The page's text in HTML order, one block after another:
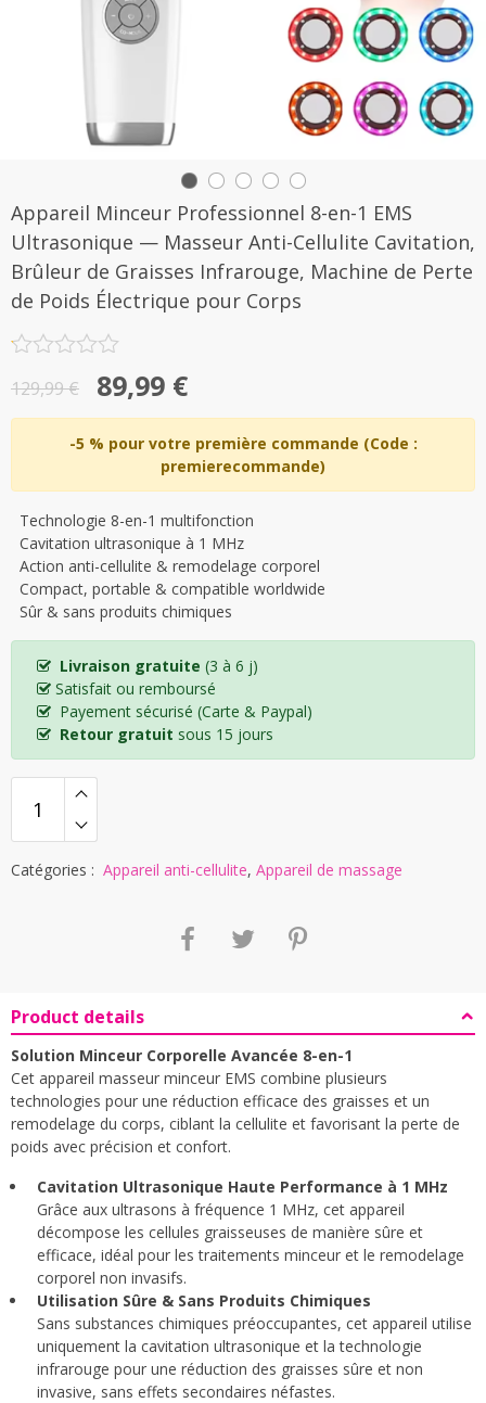
Appareil Minceur Professionnel 8-en-1 EMS
Ultrasonique — Masseur Anti-Cellulite Cavitation,
Brûleur de Graisses Infrarouge, Machine de Perte
de Poids Électrique pour Corps
0.1
sur
5
129,99€
Le
prix
initial
était :
129,99 €.
89,99 €
Le
prix
actuel
est :
89,99 €.
-5 % pour votre première commande (Code :
premierecommande)
Technologie 8-en-1 multifonction
Cavitation ultrasonique à 1 MHz
Action anti-cellulite & remodelage corporel
Compact, portable & compatible worldwide
Sûr & sans produits chimiques
Livraison gratuite (3 à 6 j)
Satisfait ou remboursé
Payement sécurisé (Carte & Paypal)
Retour gratuit sous 15 jours
Catégories : Appareil anti-cellulite, Appareil de massage
Product details
Solution Minceur Corporelle Avancée 8-
Solution Minceur Corporelle Avancée 8-en-1
Cet appareil masseur minceur EMS combine plusieurs
technologies pour une réduction efficace des graisses et un
remodelage du corps, ciblant la cellulite et favorisant la perte de
poids avec précision et confort.
Cavitation Ultrasonique Haute Performance à 1 MHz
Grâce aux ultrasons à fréquence 1 MHz, cet appareil
décompose les cellules graisseuses de manière sûre et
efficace, idéal pour les traitements minceur et le remodelage
corporel non invasifs.
Utilisation Sûre & Sans Produits Chimiques
Sans substances chimiques préoccupantes, cet appareil utilise
uniquement la cavitation ultrasonique et la technologie
infrarouge pour une réduction des graisses sûre et non
invasive, sans effets secondaires néfastes.